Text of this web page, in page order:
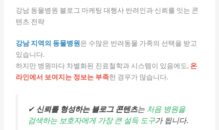
강남 동물병원 블로그 마케팅 대행사 반려인과 신뢰를 잇는 콘
텐츠 전략
강남 지역의 동물병원은 수많은 반려동물 가족의 선택을 받고
있습니다.
하지만 병원마다 차별화된 진료철학과 시스템이 있음에도, 온
라인에서 보여지는 정보는 부족한 경우가 많습니다.
✔ 신뢰를 형성하는 블로그 콘텐츠는 처음 병원을
검색하는 보호자에게 가장 큰 설득 도구가 됩니다.